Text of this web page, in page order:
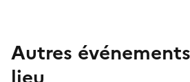
Autres